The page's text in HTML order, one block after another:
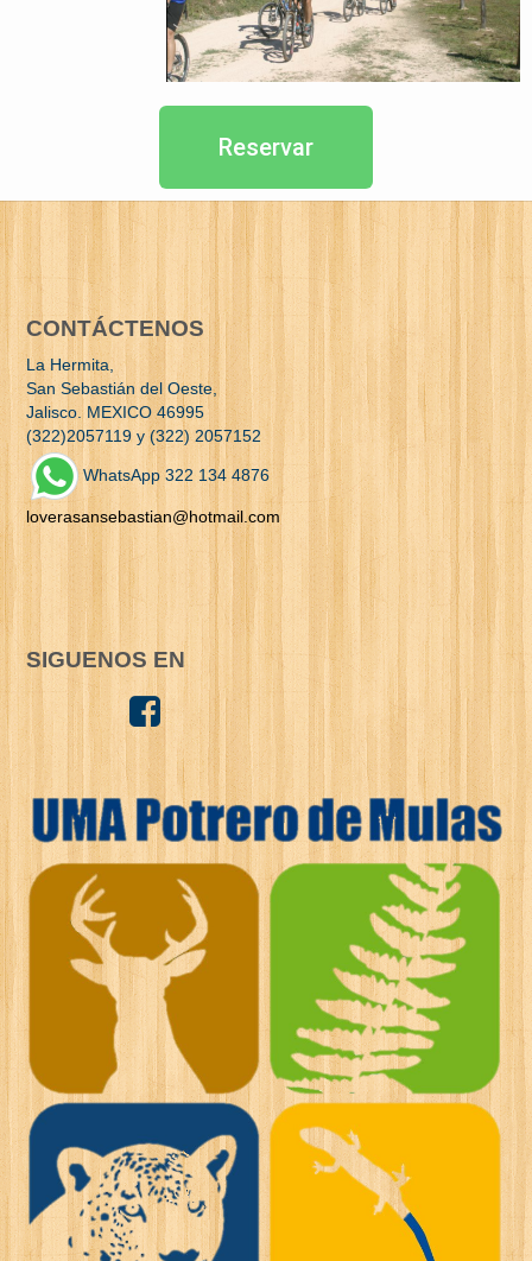
Reservar
CONTÁCTENOS
La Hermita,
San Sebastián del Oeste,
Jalisco. MEXICO 46995
(322)2057119 y (322) 2057152
WhatsApp 322 134 4876
loverasansebastian@hotmail.com
SIGUENOS EN